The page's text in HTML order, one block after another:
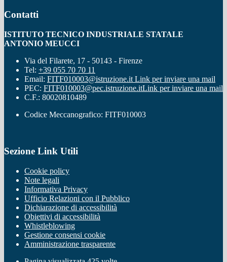
Contatti
ISTITUTO TECNICO INDUSTRIALE STATALE
ANTONIO MEUCCI
Via del Filarete, 17 - 50143 - Firenze
Tel: +39 055 70 70 11
Email: FITF010003@istruzione.it Link per inviare una mail
PEC: FITF010003@pec.istruzione.itLink per inviare una mail
C.F.: 80020810489
Codice Meccanografico: FITF010003
Sezione Link Utili
Cookie policy
Note legali
Informativa Privacy
Ufficio Relazioni con il Pubblico
Dichiarazione di accessibilità
Obiettivi di accessibilità
Whistleblowing
Gestione consensi cookie
Amministrazione trasparente